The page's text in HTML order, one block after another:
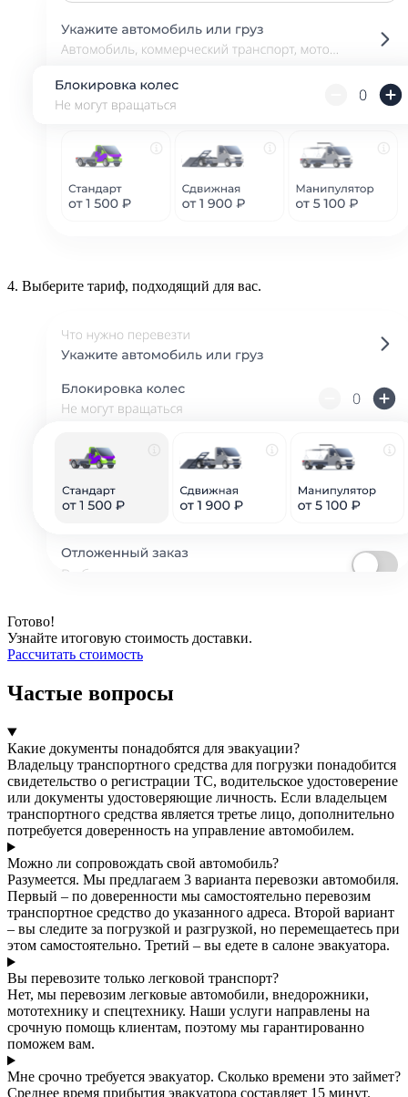
4. Выберите тариф, подходящий для вас.
Готово!
Узнайте итоговую стоимость доставки.
Рассчитать стоимость
Частые вопросы
Какие документы понадобятся для эвакуации?
Владельцу транспортного средства для погрузки понадобится
свидетельство о регистрации ТС, водительское удостоверение
или документы удостоверяющие личность. Если владельцем
транспортного средства является третье лицо, дополнительно
потребуется доверенность на управление автомобилем.
Можно ли сопровождать свой автомобиль?
Разумеется. Мы предлагаем 3 варианта перевозки автомобиля.
Первый – по доверенности мы самостоятельно перевозим
транспортное средство до указанного адреса. Второй вариант
– вы следите за погрузкой и разгрузкой, но перемещаетесь при
этом самостоятельно. Третий – вы едете в салоне эвакуатора.
Вы перевозите только легковой транспорт?
Нет, мы перевозим легковые автомобили, внедорожники,
мототехнику и спецтехнику. Наши услуги направлены на
срочную помощь клиентам, поэтому мы гарантированно
поможем вам.
Мне срочно требуется эвакуатор. Сколько времени это займет?
Среднее время прибытия эвакуатора составляет 15 минут.